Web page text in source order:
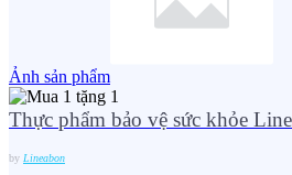
Ảnh sản phẩm
Thực phẩm bảo vệ sức khỏe
by Lineabon